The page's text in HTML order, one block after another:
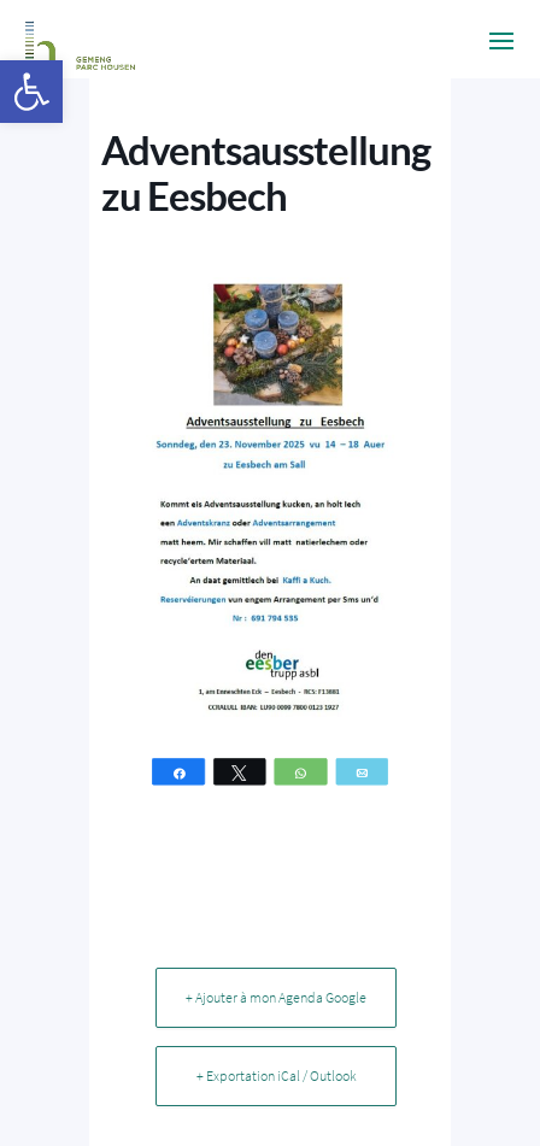
Adventsausstellung
zu Eesbech
Partagez Tweetez WhatsApp
+ Ajouter à mon Agenda Google
+ Exportation iCal / Outlook
Ouvrir la barre d’outils